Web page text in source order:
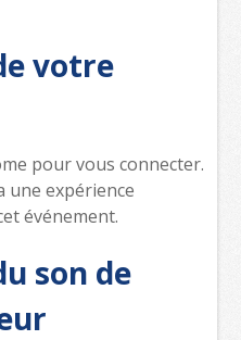
votre
pour vous connecter.
une expérience
événement.
son de